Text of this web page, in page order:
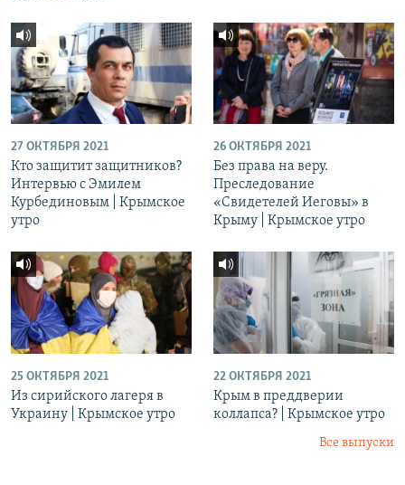
27 ОКТЯБРЯ 2021
Кто защитит защитников?
Интервью с Эмилем
Курбединовым | Крымское
утро
26 ОКТЯБРЯ 2021
Без права на веру.
Преследование
«Свидетелей Иеговы» в
Крыму | Крымское утро
25 ОКТЯБРЯ 2021
Из сирийского лагеря в
Украину | Крымское утро
22 ОКТЯБРЯ 2021
Крым в преддверии
коллапса? | Крымское утро
Все выпуски